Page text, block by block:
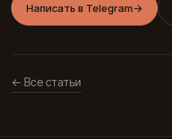
Написать в Telegram→
← Все статьи